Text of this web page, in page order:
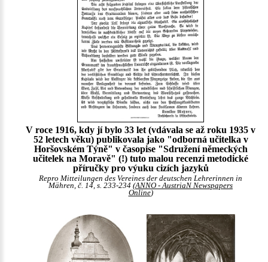
V roce 1916, kdy jí bylo 33 let (vdávala se až roku 1935 v
52 letech věku) publikovala jako "odborná učitelka v
Horšovském Týně" v časopise "Sdružení německých
učitelek na Moravě" (!) tuto malou recenzi metodické
příručky pro výuku cizích jazyků
Repro Mitteilungen des Vereines der deutschen Lehrerinnen in
Mähren, č. 14, s. 233-234 (ANNO - AustriaN Newspapers
Online)